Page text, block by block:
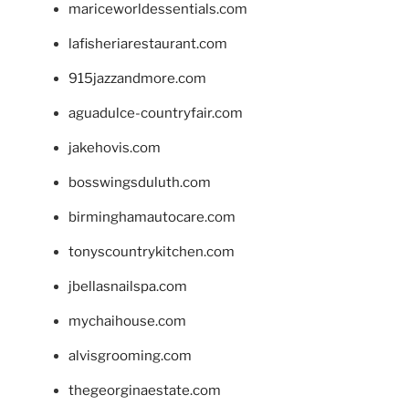
mariceworldessentials.com
lafisheriarestaurant.com
915jazzandmore.com
aguadulce-countryfair.com
jakehovis.com
bosswingsduluth.com
birminghamautocare.com
tonyscountrykitchen.com
jbellasnailspa.com
mychaihouse.com
alvisgrooming.com
thegeorginaestate.com